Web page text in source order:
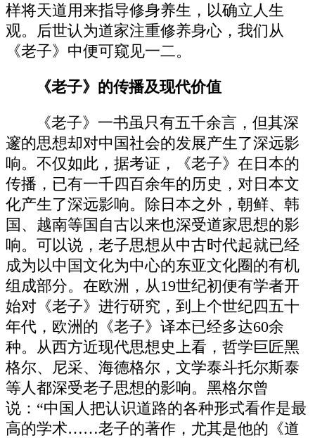
样将天道用来指导修身养生，以确立人生
观。后世认为道家注重修养身心，我们从
《老子》中便可窥见一二。
《老子》的传播及现代价值
《老子》一书虽只有五千余言，但其深
邃的思想却对中国社会的发展产生了深远影
响。不仅如此，据考证，《老子》在日本的
传播，已有一千四百余年的历史，对日本文
化产生了深远影响。除日本之外，朝鲜、韩
国、越南等国自古以来也深受道家思想的影
响。可以说，老子思想从中古时代起就已经
成为以中国文化为中心的东亚文化圈的有机
组成部分。在欧洲，从19世纪初便有学者开
始对《老子》进行研究，到上个世纪四五十
年代，欧洲的《老子》译本已经多达60余
种。从西方近现代思想史上看，哲学巨匠黑
格尔、尼采、海德格尔，文学泰斗托尔斯泰
等人都深受老子思想的影响。黑格尔曾
说：“中国人把认识道路的各种形式看作是最
高的学术……老子的著作，尤其是他的《道